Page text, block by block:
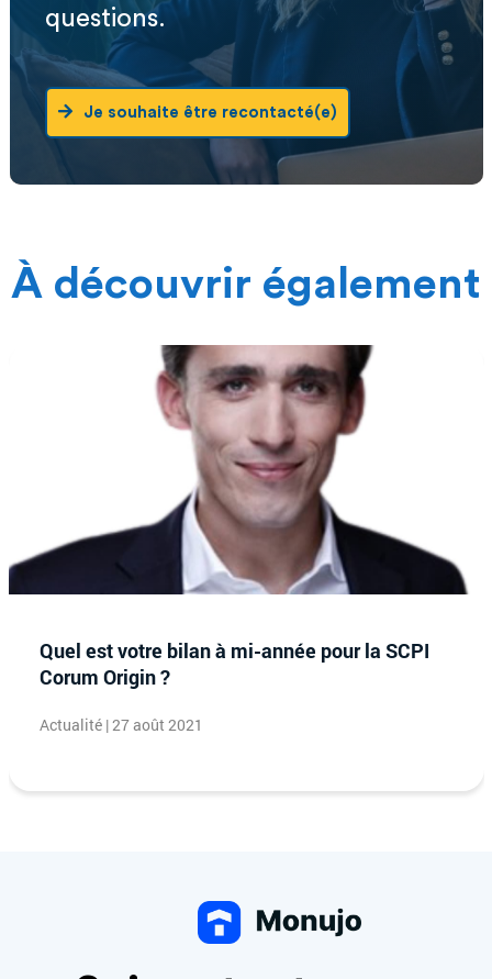
questions.
Je souhaite être recontacté(e)
À découvrir également
Quel est votre bilan à mi-année pour la SCPI
Corum Origin ?
Actualité | 27 août 2021